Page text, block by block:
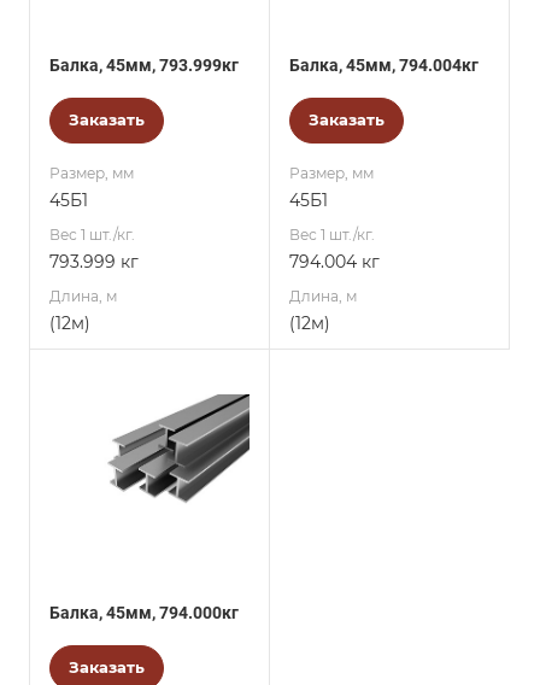
Балка, 45мм, 793.999кг
Заказать
Размер, мм
45Б1
Вес 1 шт./кг.
793.999 кг
Длина, м
(12м)
Балка, 45мм, 794.004кг
Заказать
Размер, мм
45Б1
Вес 1 шт./кг.
794.004 кг
Длина, м
(12м)
Балка, 45мм, 794.000кг
Заказать